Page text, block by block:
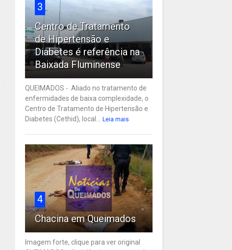
3
Centro de Tratamento
de Hipertensão e
Diabetes é referência na
Baixada Fluminense
QUEIMADOS - Aliado no tratamento de
enfermidades de baixa complexidade, o
Centro de Tratamento de Hipertensão e
Diabetes (Cethid), local...
Leia mais
4
Chacina em Queimados
Imagem forte, clique para ver original